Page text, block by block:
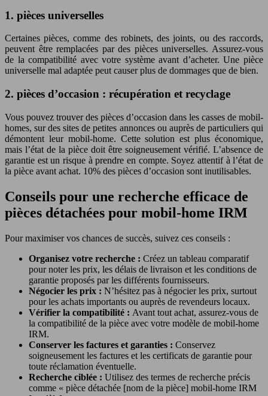
1. pièces universelles
Certaines pièces, comme des robinets, des joints, ou des raccords,
peuvent être remplacées par des pièces universelles. Assurez-vous
de la compatibilité avec votre système avant d’acheter. Une pièce
universelle mal adaptée peut causer plus de dommages que de bien.
2. pièces d’occasion : récupération et recyclage
Vous pouvez trouver des pièces d’occasion dans les casses de mobil-
homes, sur des sites de petites annonces ou auprès de particuliers qui
démontent leur mobil-home. Cette solution est plus économique,
mais l’état de la pièce doit être soigneusement vérifié. L’absence de
garantie est un risque à prendre en compte. Soyez attentif à l’état de
la pièce avant achat. 10% des pièces d’occasion sont inutilisables.
Conseils pour une recherche efficace de
pièces détachées pour mobil-home IRM
Pour maximiser vos chances de succès, suivez ces conseils :
Organisez votre recherche : Créez un tableau comparatif
pour noter les prix, les délais de livraison et les conditions de
garantie proposés par les différents fournisseurs.
Négocier les prix : N’hésitez pas à négocier les prix, surtout
pour les achats importants ou auprès de revendeurs locaux.
Vérifier la compatibilité : Avant tout achat, assurez-vous de
la compatibilité de la pièce avec votre modèle de mobil-home
IRM.
Conserver les factures et garanties : Conservez
soigneusement les factures et les certificats de garantie pour
toute réclamation éventuelle.
Recherche ciblée : Utilisez des termes de recherche précis
comme « pièce détachée [nom de la pièce] mobil-home IRM